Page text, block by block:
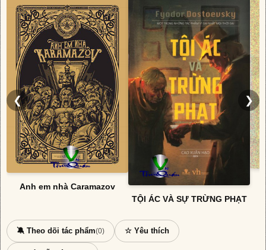
❮
Anh em nhà Caramazov
TỘI ÁC VÀ SỰ TRỪNG PHẠT
❯
🔕 Theo dõi tác phẩm(0) ☆ Yêu thích